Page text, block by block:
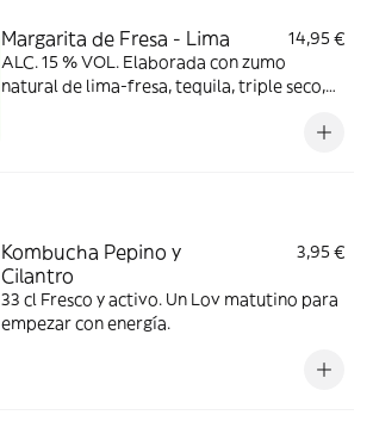
Margarita de Fresa - Lima
14,95 €
ALC. 15 % VOL. Elaborada con zumo
natural de lima-fresa, tequila, triple seco,
Kombucha Pepino y
Cilantro
3,95 €
33 cl Fresco y activo. Un Lov matutino para
empezar con energía.